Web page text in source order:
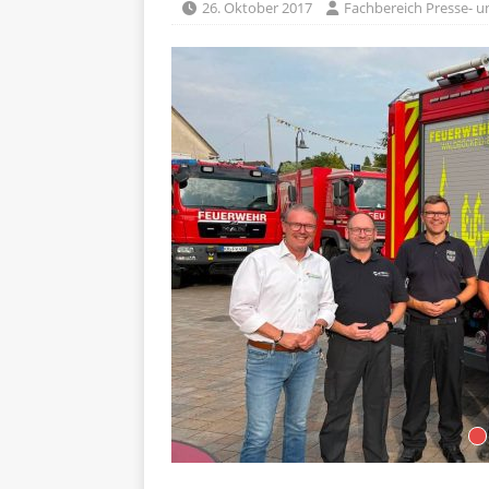
26. Oktober 2017 Fachbereich Presse-